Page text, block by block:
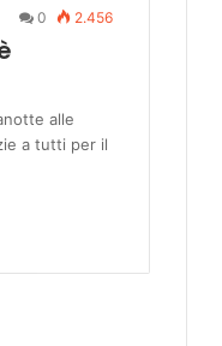
0 2.456
alle
a tutti per il